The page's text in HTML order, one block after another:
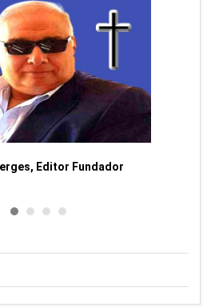
Editor Fundador